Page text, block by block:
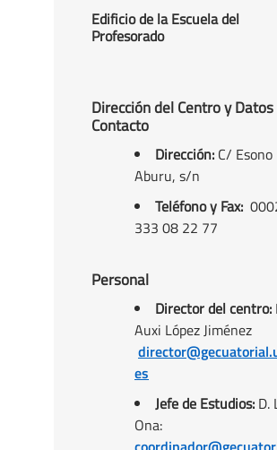
Edificio de la Escuela del
Profesorado
Dirección del Centro y
Contacto
Dirección: C/ Esono
Aburu, s/n
Teléfono y Fax:
333 08 22 77
Personal
Director del centro:
Auxi López Jiménez
es
Jefe de Estudios: D.
Ona: